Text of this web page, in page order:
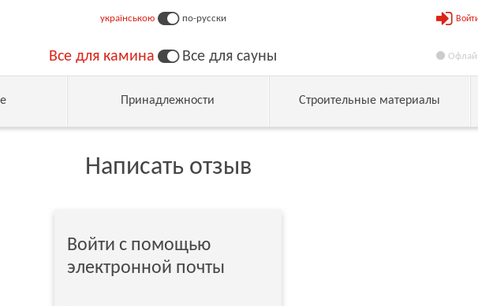
українською по-русски
Все для камина Все для сауны
Принадлежности Строительные материалы
Написать отзыв
Войти с помощью
электронной почты